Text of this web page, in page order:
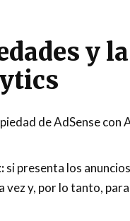
y
de AdSense con
si presenta los
vez y, por lo tanto,